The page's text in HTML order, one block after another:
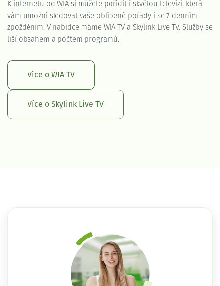
K internetu od WIA si můžete pořídit i skvělou televizi, která
vám umožní sledovat vaše oblíbené pořady i se 7 denním
zpožděním. V nabídce máme WIA TV a Skylink Live TV. Služby se
liší obsahem a počtem programů.
Více o WIA TV
Více o Skylink Live TV